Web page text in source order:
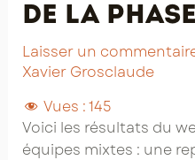
de la
Laisser un
Xavier Grosclaude
Vues :145
Voici les résultats du
équipes mixtes : une